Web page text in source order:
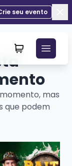
seu evento
mas
que podem
- PESADO
mais sobre